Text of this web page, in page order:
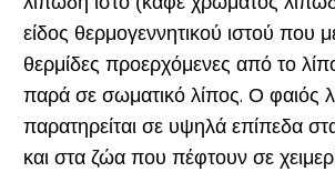
είδος θερμογεννητικού ιστού που
θερμίδες προερχόμενες από το
παρά σε σωματικό λίπος. Ο φαιός
παρατηρείται σε υψηλά επίπεδα
και στα ζώα που πέφτουν σε